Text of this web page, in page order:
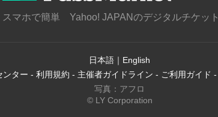
スマホで簡単 Yahoo! JAPANのデジタルチケット
日本語 ｜ English
ンター - 利用規約 - 主催者ガイドライン - ご利用ガイド -
写真：アフロ
© LY Corporation